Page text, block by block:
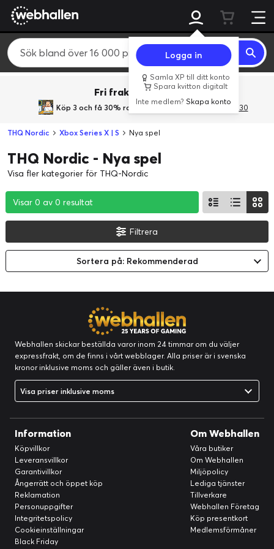
Logga in
Samla XP till ditt konto
Spara kvitton digitalt
Inte medlem?Skapa konto
Fri frakt över 800 kr.
Köp 3 och få 30% rabatt med rabattkoden 3Gives30
THQ Nordic Xbox Series X | S Nya spel
THQ Nordic - Nya spel
Visa fler kategorier för THQ-Nordic
Visar 0 av 0 resultat
Visar 0 av 0 resultat
Visar 0 av 0 resultat
Filtrera
Sortera på: Rekommenderad
Webhallen skickar beställda varor inom 24 timmar om du väljer
expressfrakt, om de finns i vårt webblager. Alla priser är i svenska
kronor inklusive moms och gäller även i butik.
Visa priser inklusive moms
Information
Köpvillkor
Leveransvillkor
Garantivillkor
Ångerrätt och öppet köp
Reklamation
Personuppgifter
Integritetspolicy
Cookieinställningar
Black Friday
Om Webhallen
Våra butiker
Om Webhallen
Miljöpolicy
Lediga tjänster
Tillverkare
Webhallen Företag
Köp presentkort
Medlemsförmåner